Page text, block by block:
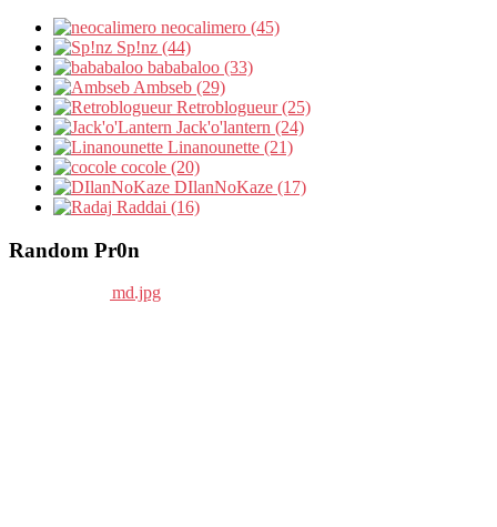
neocalimero (45)
Sp!nz (44)
bababaloo (33)
Ambseb (29)
Retroblogueur (25)
Jack'o'lantern (24)
Linanounette (21)
cocole (20)
DIlanNoKaze (17)
Raddai (16)
Random Pr0n